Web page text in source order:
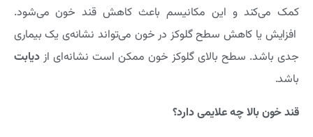
کمک می‌کند و این مکانیسم باعث کاهش قند خون می‌شود.
افزایش یا کاهش سطح گلوکز در خون می‌تواند نشانه‌ی یک بیماری
جدی باشد. سطح بالای گلوکز خون ممکن است نشانه‌ای ازدیابت
باشد.
قند خون بالا چه علایمی دارد؟